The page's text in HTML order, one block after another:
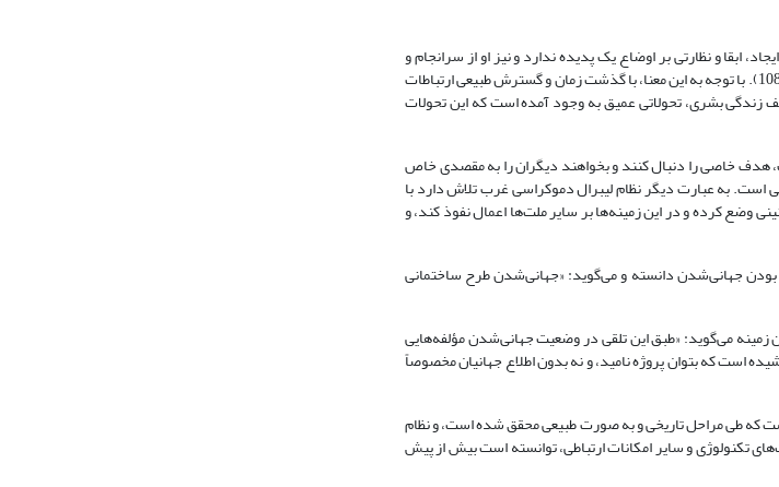
ابقا و نظارتی بر اوضاع یک پدیده ندارد و نیز او از سرانجام و
نهایت آن پدیده بی‌خبر است. در حقیقت پروسه سیر طبیعی پدیده است، با فراز و نشیب‌های طبیعی (شیرودی، 1382، 108). با توجه به این معنا، با گذشت زمان و گسترش طبیعی ارتباطات
بشری، تحولاتی عمیق به وجود آمده است که این تحولات
هدف خاصی را دنبال کنند و بخواهند دیگران را به مقصدی خاص
است. به عبارت دیگر نظام لیبرال دموکراسی غرب تلاش دارد با
وضع کرده و در این زمینه‌ها بر سایر ملت‌ها اعمال نفوذ کند، و
مخالفت با جهانی‌شدن را آمریکایی بودن جهانی‌شدن دانسته و می‌گوید: «جهانی‌شدن طرح ساختمانی
جهانی‌شدن نه پروژه است و نه پروسه. بهروزی لک (1388، 128) در این زمینه می‌گوید: «طبق‌ این‌ تلقی‌ در وضعیت‌ جهانی‌شدن‌ مؤ‌لفه‌هایی‌
است‌ که‌ بتوان‌ پروژه‌ نامید، و نه‌ بدون‌ اطلاع‌ جهانیان‌ مخصوصاً‌
که طی مراحل تاریخی و به صورت طبیعی محقق شده است، و نظام
تکنولوژی و سایر امکانات ارتباطی، توانسته است بیش از پیش